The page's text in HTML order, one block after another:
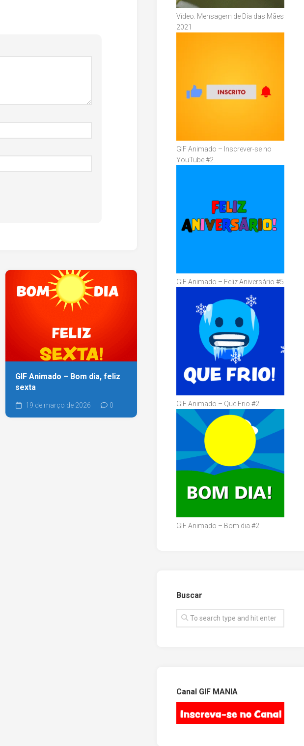
GIF Animado – Bom dia, feliz
sexta
19 de março de 2026 0
Vídeo: Mensagem de Dia das Mães
2021
GIF Animado – Inscrever-se no
YouTube #2…
GIF Animado – Feliz Aniversário #5
GIF Animado – Que Frio #2
GIF Animado – Bom dia #2
Buscar
Canal GIF MANIA